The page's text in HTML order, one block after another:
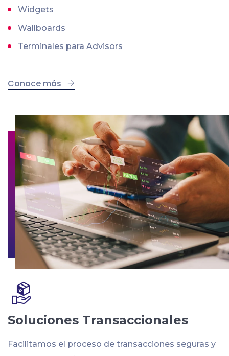
Widgets
Wallboards
Terminales para Advisors
Conoce más
Soluciones Transaccionales
Facilitamos el proceso de transacciones seguras y